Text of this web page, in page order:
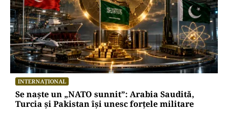
INTERNAȚIONAL
Se naște un „NATO sunnit”: Arabia Saudită,
Turcia și Pakistan își unesc forțele militare